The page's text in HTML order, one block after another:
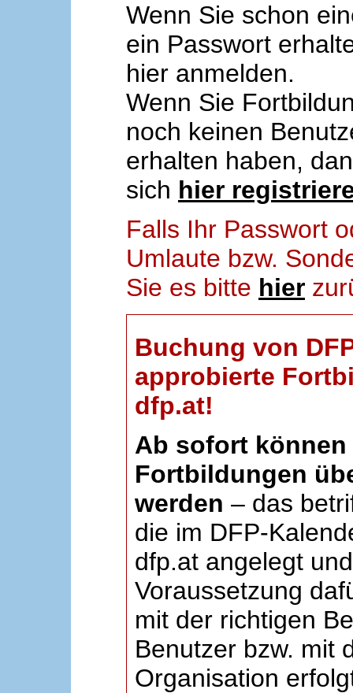
Wenn Sie schon
ein Passwort
hier anmelden.
Wenn Sie
noch keinen
erhalten haben,
sich hier
Falls Ihr Passwort
Umlaute bzw.
Sie es bitte hier
Buchung von
approbierte
dfp.at!
Ab sofort können
Fortbildungen
werden – das
die im DFP-
dfp.at angelegt
Voraussetzung
mit der richtigen
Benutzer bzw. mit
Organisation